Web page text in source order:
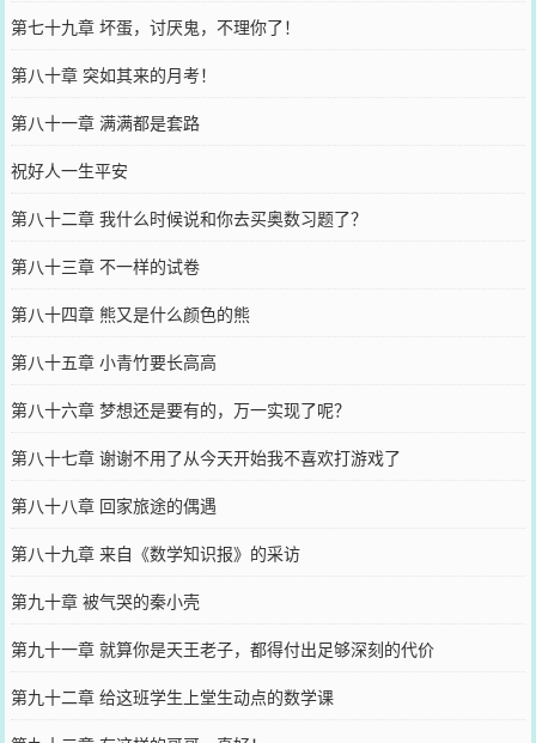
第七十九章 坏蛋，讨厌鬼，不理你了！
第八十章 突如其来的月考！
第八十一章 满满都是套路
祝好人一生平安
第八十二章 我什么时候说和你去买奥数习题了？
第八十三章 不一样的试卷
第八十四章 熊又是什么颜色的熊
第八十五章 小青竹要长高高
第八十六章 梦想还是要有的，万一实现了呢？
第八十七章 谢谢不用了从今天开始我不喜欢打游戏了
第八十八章 回家旅途的偶遇
第八十九章 来自《数学知识报》的采访
第九十章 被气哭的秦小壳
第九十一章 就算你是天王老子，都得付出足够深刻的代价
第九十二章 给这班学生上堂生动点的数学课